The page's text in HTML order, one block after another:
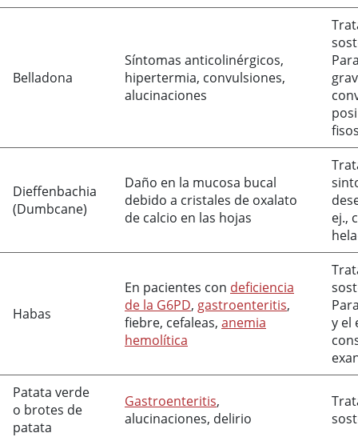
Belladona
Síntomas anticolinérgicos,
hipertermia, convulsiones,
alucinaciones
Dieffenbachia
(Dumbcane)
Daño en la mucosa bucal
debido a cristales de oxalato
de calcio en las hojas
ej.,
Habas
En pacientes con deficiencia
de la G6PD, gastroenteritis,
fiebre, cefaleas, anemia
hemolítica
y el
Patata verde
o brotes de
patata
Gastroenteritis,
alucinaciones, delirio